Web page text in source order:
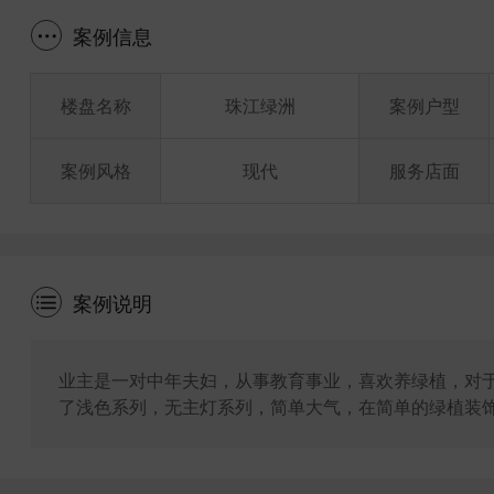
案例信息
楼盘名称
案例风格
珠江绿洲
现代
案例户型
服务店面
案例说明
业主是一对中年夫妇，从事教育事业，喜欢养绿植，
了浅色系列，无主灯系列，简单大气，在简单的绿植装